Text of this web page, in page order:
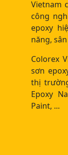
Vietnam
công
epoxy
năng,
Colorex
sơn
thị
Epoxy
Paint, ...